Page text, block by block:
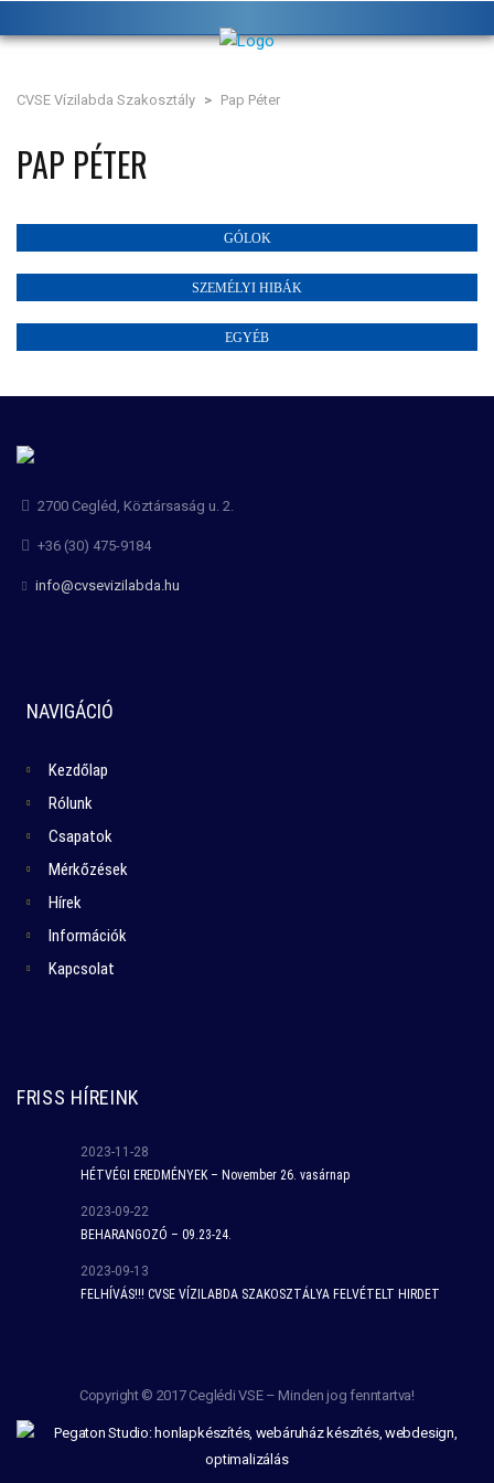
CVSE Vízilabda Szakosztály > Pap Péter
PAP PÉTER
GÓLOK
SZEMÉLYI HIBÁK
EGYÉB
2700 Cegléd, Köztársaság u. 2.
+36 (30) 475-9184
info@cvsevizilabda.hu
NAVIGÁCIÓ
Kezdőlap
Rólunk
Csapatok
Mérkőzések
Hírek
Információk
Kapcsolat
FRISS HÍREINK
2023-11-28
HÉTVÉGI EREDMÉNYEK – November 26. vasárnap
2023-09-22
BEHARANGOZÓ – 09.23-24.
2023-09-13
FELHÍVÁS!!! CVSE VÍZILABDA SZAKOSZTÁLYA FELVÉTELT HIRDET
Copyright © 2017 Ceglédi VSE – Minden jog fenntartva!